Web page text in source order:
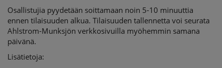
Osallistujia pyydetään soittamaan noin 5-10 minuuttia
ennen tilaisuuden alkua. Tilaisuuden tallennetta voi seurata
Ahlstrom-Munksjön verkkosivuilla myöhemmin samana
päivänä.
Lisätietoja: